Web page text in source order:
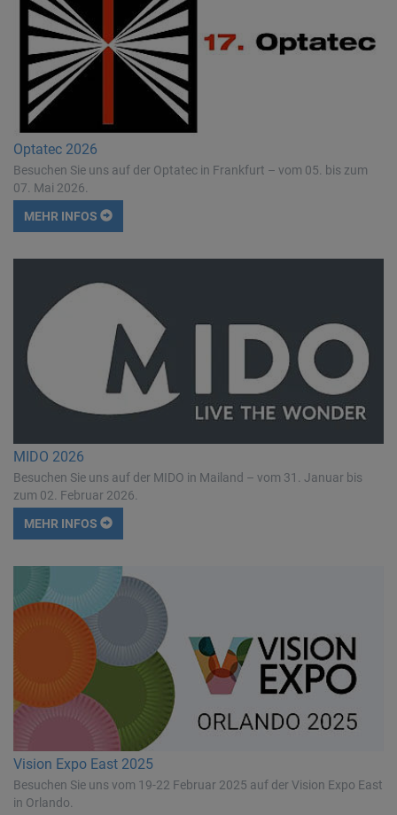
Optatec 2026
Besuchen Sie uns auf der Optatec in Frankfurt – vom 05. bis zum
07. Mai 2026.
MEHR INFOS
MIDO 2026
Besuchen Sie uns auf der MIDO in Mailand – vom 31. Januar bis
zum 02. Februar 2026.
MEHR INFOS
Vision Expo East 2025
Besuchen Sie uns vom 19-22 Februar 2025 auf der Vision Expo East
in Orlando.